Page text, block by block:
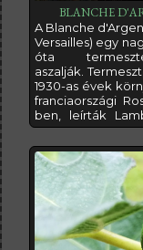
BLANCHE
A Blanche
Versailles) egy
óta
aszalják.
1930-as évek
franciaországi
ben, leírták
valamint Martinet
támasztotta alá
szerint azonban